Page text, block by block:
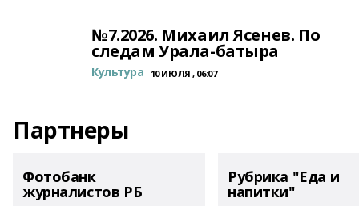
№7.2026. Михаил Ясенев. По
следам Урала-батыра
Культура 10 ИЮЛЯ , 06:07
Партнеры
Фотобанк
журналистов РБ
Рубрика "Еда и
напитки"